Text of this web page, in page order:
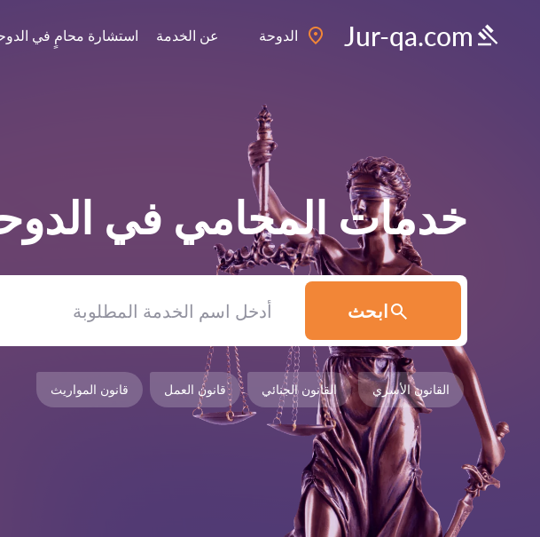
Jur-qa.com الدوحة عن الخدمة استشارة محامٍ في
خدمات المحامي في
ابحث
القانون الأسري القانون الجنائي قانون العمل قانون المواريث